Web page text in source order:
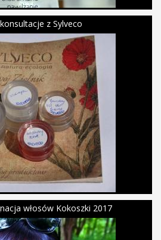
z Sylveco
włosów Kokoszki 2017